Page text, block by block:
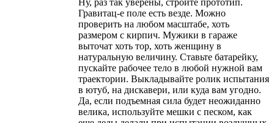
Ну, раз так уверены, стройте прототип.
Гравитац-е поле есть везде. Можно
проверить на любом масштабе, хоть
размером с кирпич. Мужики в гараже
выточат хоть тор, хоть женщину в
натуральную величину. Ставьте батарейку,
пускайте рабочее тело в любой нужной вам
траектории. Выкладывайте ролик испытания
в ютуб, на дискавери, или куда вам угодно.
Да, если подъемная сила будет неожиданно
велика, используйте мешки с песком, как